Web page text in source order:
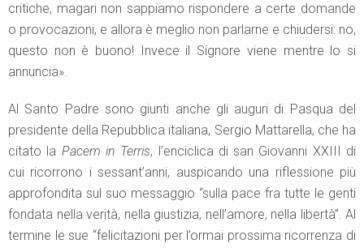
critiche, magari non sappiamo rispondere a certe domande
o provocazioni, e allora è meglio non parlarne e chiudersi: no,
questo non è buono! Invece il Signore viene mentre lo si
annuncia».
Al Santo Padre sono giunti anche gli auguri di Pasqua del
presidente della Repubblica italiana, Sergio Mattarella, che ha
citato la Pacem in Terris, l’enciclica di san Giovanni XXIII di
cui ricorrono i sessant’anni, auspicando una riflessione più
approfondita sul suo messaggio “sulla pace fra tutte le genti
fondata nella verità, nella giustizia, nell’amore, nella libertà”. Al
termine le sue “felicitazioni per l’ormai prossima ricorrenza di